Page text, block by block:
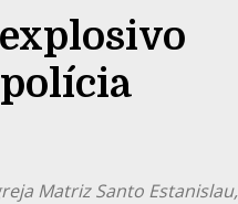
Matriz Santo Estanislau,